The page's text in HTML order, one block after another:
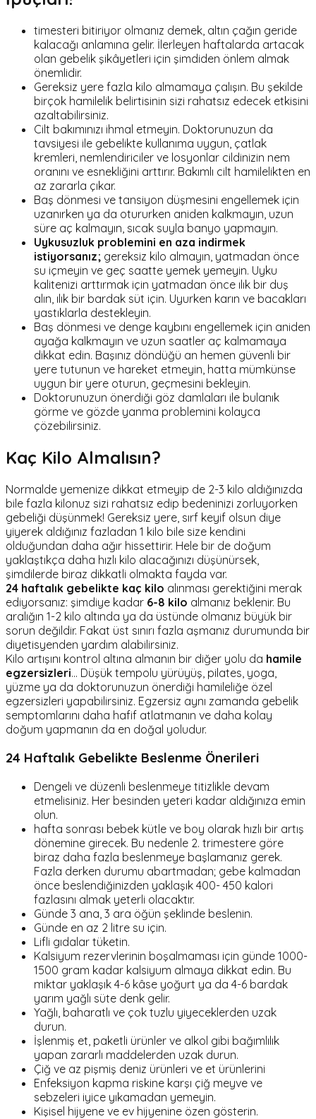
timesteri bitiriyor olmanız demek, altın çağın geride
kalacağı anlamına gelir. İlerleyen haftalarda artacak
olan gebelik şikâyetleri için şimdiden önlem almak
önemlidir.
Gereksiz yere fazla kilo almamaya çalışın. Bu şekilde
birçok hamilelik belirtisinin sizi rahatsız edecek etkisini
azaltabilirsiniz.
Cilt bakımınızı ihmal etmeyin. Doktorunuzun da
tavsiyesi ile gebelikte kullanıma uygun, çatlak
kremleri, nemlendiriciler ve losyonlar cildinizin nem
oranını ve esnekliğini arttırır. Bakımlı cilt hamilelikten en
az zararla çıkar.
Baş dönmesi ve tansiyon düşmesini engellemek için
uzanırken ya da otururken aniden kalkmayın, uzun
süre aç kalmayın, sıcak suyla banyo yapmayın.
Uykusuzluk problemini en aza indirmek
istiyorsanız; gereksiz kilo almayın, yatmadan önce
su içmeyin ve geç saatte yemek yemeyin. Uyku
kalitenizi arttırmak için yatmadan önce ılık bir duş
alın, ılık bir bardak süt için. Uyurken karın ve bacakları
yastıklarla destekleyin.
Baş dönmesi ve denge kaybını engellemek için aniden
ayağa kalkmayın ve uzun saatler aç kalmamaya
dikkat edin. Başınız döndüğü an hemen güvenli bir
yere tutunun ve hareket etmeyin, hatta mümkünse
uygun bir yere oturun, geçmesini bekleyin.
Doktorunuzun önerdiği göz damlaları ile bulanık
görme ve gözde yanma problemini kolayca
çözebilirsiniz.
Kaç Kilo Almalısın?
Normalde yemenize dikkat etmeyip de 2-3 kilo aldığınızda
bile fazla kilonuz sizi rahatsız edip bedeninizi zorluyorken
gebeliği düşünmek! Gereksiz yere, sırf keyif olsun diye
yiyerek aldığınız fazladan 1 kilo bile size kendini
olduğundan daha ağır hissettirir. Hele bir de doğum
yaklaştıkça daha hızlı kilo alacağınızı düşünürsek,
şimdilerde biraz dikkatli olmakta fayda var.
24 haftalık gebelikte kaç kilo alınması gerektiğini merak
ediyorsanız: şimdiye kadar 6-8 kilo almanız beklenir. Bu
aralığın 1-2 kilo altında ya da üstünde olmanız büyük bir
sorun değildir. Fakat üst sınırı fazla aşmanız durumunda bir
diyetisyenden yardım alabilirsiniz.
Kilo artışını kontrol altına almanın bir diğer yolu da hamile
egzersizleri... Düşük tempolu yürüyüş, pilates, yoga,
yüzme ya da doktorunuzun önerdiği hamileliğe özel
egzersizleri yapabilirsiniz. Egzersiz aynı zamanda gebelik
semptomlarını daha hafif atlatmanın ve daha kolay
doğum yapmanın da en doğal yoludur.
24 Haftalık Gebelikte Beslenme Önerileri
Dengeli ve düzenli beslenmeye titizlikle devam
etmelisiniz. Her besinden yeteri kadar aldığınıza emin
olun.
hafta sonrası bebek kütle ve boy olarak hızlı bir artış
dönemine girecek. Bu nedenle 2. trimestere göre
biraz daha fazla beslenmeye başlamanız gerek.
Fazla derken durumu abartmadan; gebe kalmadan
önce beslendiğinizden yaklaşık 400- 450 kalori
fazlasını almak yeterli olacaktır.
Günde 3 ana, 3 ara öğün şeklinde beslenin.
Günde en az 2 litre su için.
Lifli gıdalar tüketin.
Kalsiyum rezervlerinin boşalmaması için günde 1000-
1500 gram kadar kalsiyum almaya dikkat edin. Bu
miktar yaklaşık 4-6 kâse yoğurt ya da 4-6 bardak
yarım yağlı süte denk gelir.
Yağlı, baharatlı ve çok tuzlu yiyeceklerden uzak
durun.
İşlenmiş et, paketli ürünler ve alkol gibi bağımlılık
yapan zararlı maddelerden uzak durun.
Çiğ ve az pişmiş deniz ürünleri ve et ürünlerini
Enfeksiyon kapma riskine karşı çiğ meyve ve
sebzeleri iyice yıkamadan yemeyin.
Kişisel hijyene ve ev hijyenine özen gösterin.